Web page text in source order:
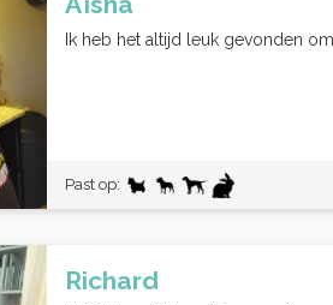
Ik heb het altijd leuk gevonden
Past op:
Richard